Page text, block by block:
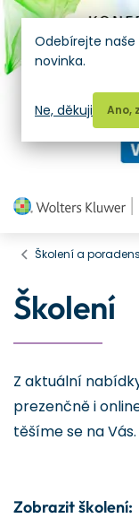
Školení a
Školení
Z aktuální
prezenčně i
těšíme se na Vás.
Zobrazit školení:
Odebírejte
novinka.
Ano,
Ne, děkuji